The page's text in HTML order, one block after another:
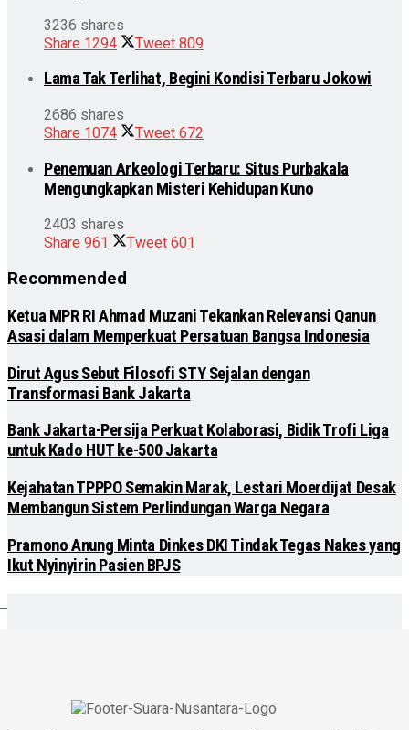
3236 shares
Share 1294 Tweet 809
Lama Tak Terlihat, Begini Kondisi Terbaru Jokowi
2686 shares
Share 1074 Tweet 672
Penemuan Arkeologi Terbaru: Situs Purbakala
Mengungkapkan Misteri Kehidupan Kuno
2403 shares
Share 961 Tweet 601
Recommended
Ketua MPR RI Ahmad Muzani Tekankan Relevansi Qanun
Asasi dalam Memperkuat Persatuan Bangsa Indonesia
Dirut Agus Sebut Filosofi STY Sejalan dengan
Transformasi Bank Jakarta
Bank Jakarta-Persija Perkuat Kolaborasi, Bidik Trofi Liga
untuk Kado HUT ke-500 Jakarta
Kejahatan TPPPO Semakin Marak, Lestari Moerdijat Desak
Membangun Sistem Perlindungan Warga Negara
Pramono Anung Minta Dinkes DKI Tindak Tegas Nakes yang
Ikut Nyinyirin Pasien BPJS